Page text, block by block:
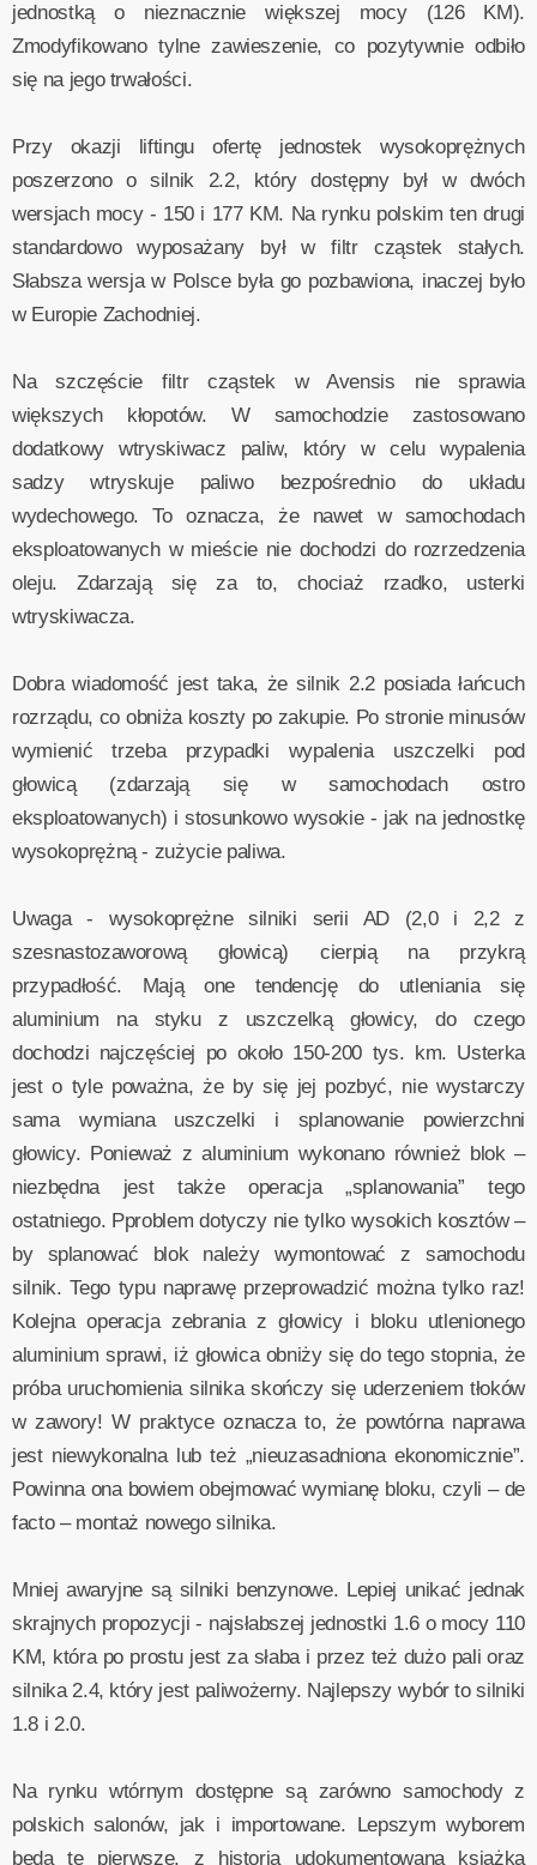
jednostką o nieznacznie większej mocy (126 KM).
Zmodyfikowano tylne zawieszenie, co pozytywnie odbiło
się na jego trwałości.
Przy okazji liftingu ofertę jednostek wysokoprężnych
poszerzono o silnik 2.2, który dostępny był w dwóch
wersjach mocy - 150 i 177 KM. Na rynku polskim ten drugi
standardowo wyposażany był w filtr cząstek stałych.
Słabsza wersja w Polsce była go pozbawiona, inaczej było
w Europie Zachodniej.
Na szczęście filtr cząstek w Avensis nie sprawia
większych kłopotów. W samochodzie zastosowano
dodatkowy wtryskiwacz paliw, który w celu wypalenia
sadzy wtryskuje paliwo bezpośrednio do układu
wydechowego. To oznacza, że nawet w samochodach
eksploatowanych w mieście nie dochodzi do rozrzedzenia
oleju. Zdarzają się za to, chociaż rzadko, usterki
wtryskiwacza.
Dobra wiadomość jest taka, że silnik 2.2 posiada łańcuch
rozrządu, co obniża koszty po zakupie. Po stronie minusów
wymienić trzeba przypadki wypalenia uszczelki pod
głowicą (zdarzają się w samochodach ostro
eksploatowanych) i stosunkowo wysokie - jak na jednostkę
wysokoprężną - zużycie paliwa.
Uwaga - wysokoprężne silniki serii AD (2,0 i 2,2 z
szesnastozaworową głowicą) cierpią na przykrą
przypadłość. Mają one tendencję do utleniania się
aluminium na styku z uszczelką głowicy, do czego
dochodzi najczęściej po około 150-200 tys. km. Usterka
jest o tyle poważna, że by się jej pozbyć, nie wystarczy
sama wymiana uszczelki i splanowanie powierzchni
głowicy. Ponieważ z aluminium wykonano również blok –
niezbędna jest także operacja „splanowania” tego
ostatniego. Pproblem dotyczy nie tylko wysokich kosztów –
by splanować blok należy wymontować z samochodu
silnik. Tego typu naprawę przeprowadzić można tylko raz!
Kolejna operacja zebrania z głowicy i bloku utlenionego
aluminium sprawi, iż głowica obniży się do tego stopnia, że
próba uruchomienia silnika skończy się uderzeniem tłoków
w zawory! W praktyce oznacza to, że powtórna naprawa
jest niewykonalna lub też „nieuzasadniona ekonomicznie”.
Powinna ona bowiem obejmować wymianę bloku, czyli – de
facto – montaż nowego silnika.
Mniej awaryjne są silniki benzynowe. Lepiej unikać jednak
skrajnych propozycji - najsłabszej jednostki 1.6 o mocy 110
KM, która po prostu jest za słaba i przez też dużo pali oraz
silnika 2.4, który jest paliwożerny. Najlepszy wybór to silniki
1.8 i 2.0.
Na rynku wtórnym dostępne są zarówno samochody z
polskich salonów, jak i importowane. Lepszym wyborem
będą te pierwsze, z historią udokumentowaną książką